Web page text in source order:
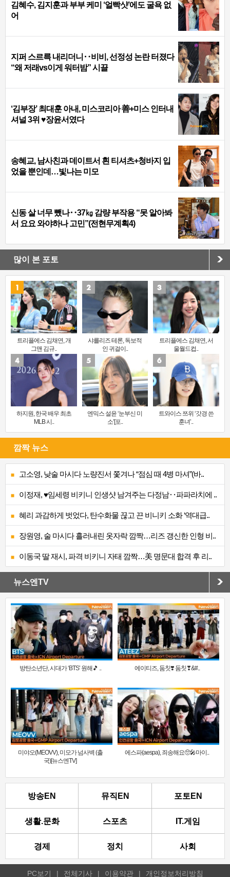
김혜수, 김지훈과 부부 케미 ‘얼빡샷’에도 굴욕 없
어
지퍼 스르륵 내리더니‥비비, 선정성 논란 터졌다
“왜 저래vs이게 워터밤” 시끌
‘김부장’ 최대훈 아내, 미스코리아 善+미스 인터내
셔널 3위 ♥장윤서였다
송혜교, 남사친과 데이트서 흰 티셔츠+청바지 입
었을 뿐인데…빛나는 미모
신동 살 너무 뺐나‥37㎏ 감량 부작용 “못 알아봐
서 요요 와야하나 고민”(전현무계획4)
많이 본 포토
트리플에스 김채연, 개
그맨 김규..
샤를리즈 테론, 독보적
인 귀걸이..
트리플에스 김채연, 서
울월드컵..
하지원, 한국 배우 최초
MLB 시..
엔믹스 설윤 ‘눈부신 미
소’[포..
트와이스 쯔위 ‘갓경 쓴
훈녀’..
깜짝 뉴스
고소영, 낮술 마시다 노량진서 쫓겨나 “점심 때 4병 마셔”(바..
이정재, ♥임세령 비키니 인생샷 남겨주는 다정남‥파파라치에 ..
혜리 과감하게 벗었다, 탄수화물 끊고 끈 비니키 소화 ‘역대급..
장원영, 술 마시다 흘러내린 옷자락 깜짝…리즈 갱신한 인형 비..
이동국 딸 재시, 파격 비키니 자태 깜짝…美 명문대 합격 후 리..
뉴스엔TV
방탄소년단, 시대가 ‘BTS’ 원해🎵 .. 에이티즈, 둠칫❣️ 둠칫❣&#..
미야오(MEOVV), 미모가 넘사벽 (출
국)[뉴스엔TV]
에스파(aespa), 죄송해요🥺🎤마이..
방송EN 뮤직EN 포토EN
생활.문화 스포츠 IT.게임
경제 정치 사회
PC보기 | 전체기사 | 이용약관 | 개인정보처리방침